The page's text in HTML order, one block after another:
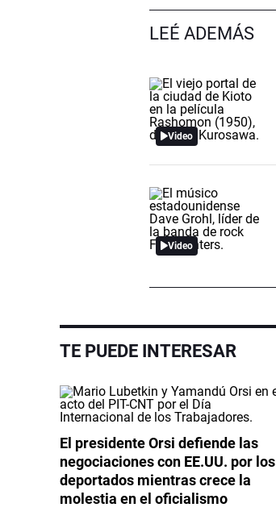
LEÉ ADEMÁS
Video
Video
TE PUEDE INTERESAR
El presidente Orsi defiende las
negociaciones con EE.UU. por los
deportados mientras crece la
molestia en el oficialismo